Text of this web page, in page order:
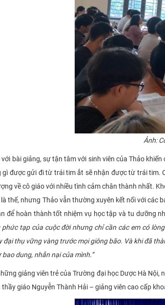
Ảnh:
giảng, sự tận tâm với sinh viên của Thảo khiến
gì được gửi đi từ trái tim ắt sẽ nhận được từ trái tim.
về cô giáo với nhiều tình cảm chân thành nhất.
là thế, nhưng Thảo vẫn thường xuyên kết nối với
để hoàn thành tốt nhiệm vụ học tập và tu dưỡng
tạp của cuộc đời nhưng chỉ cần các em có
đại thụ vững vàng trước mọi giông bão. Và khi đã
dung, nhẫn nại của mình.”
giảng viên trẻ của Trường đại học Dược Hà Nội,
giáo Nguyễn Thành Hải – giảng viên cao cấp